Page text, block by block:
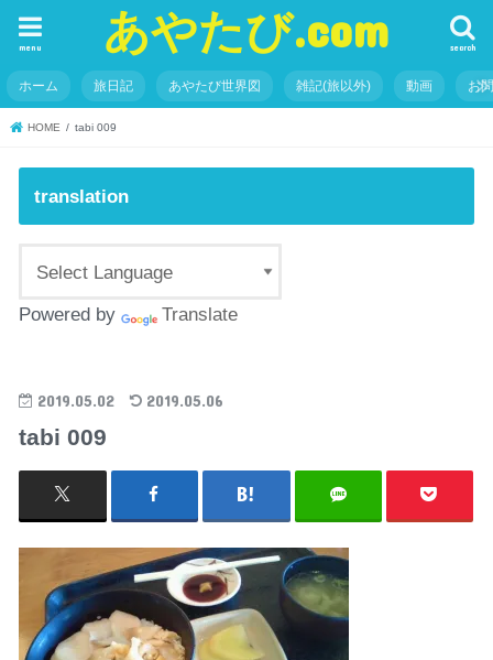
あやたび.com search
menu
ホーム 旅日記 あやたび世界図 雑記(旅以外) 動画 お
HOME tabi 009
translation
Powered by Translate
2019.05.02 2019.05.06
tabi 009